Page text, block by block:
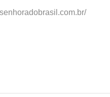
obrasil.com.br/